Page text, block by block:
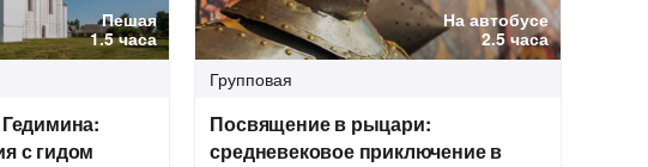
Пешая
1.5 часа
с гидом
На автобусе
2.5 часа
Групповая
Посвящение в рыцари:
средневековое приключение в